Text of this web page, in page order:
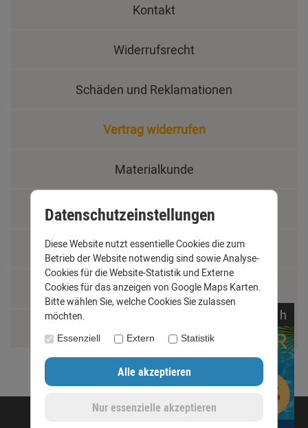
Kontakt
Widerrufsrecht
Schäden und Reklamationen
Vertrag widerrufen
Materialkunde
Fachbegriffe
Jobs
Montage und Installationshilfen
©opyright 2020 - www.dachrinnen-shop.de
h
Datenschutzeinstellungen
Diese Website nutzt essentielle Cookies die zum
Betrieb der Website notwendig sind sowie Analyse-
Cookies für die Website-Statistik und Externe
Cookies für das anzeigen von Google Maps Karten.
Bitte wählen Sie, welche Cookies Sie zulassen
möchten.
Essenziell Extern Statistik